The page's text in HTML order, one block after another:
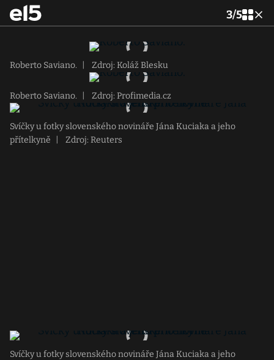
3/5
Roberto Saviano. Zdroj: Koláž Blesku
Roberto Saviano. Zdroj: Profimedia.cz
Svíčky u fotky slovenského novináře Jána Kuciaka a jeho
přítelkyně
Zdroj: Reuters
Svíčky u fotky slovenského novináře Jána Kuciaka a jeho